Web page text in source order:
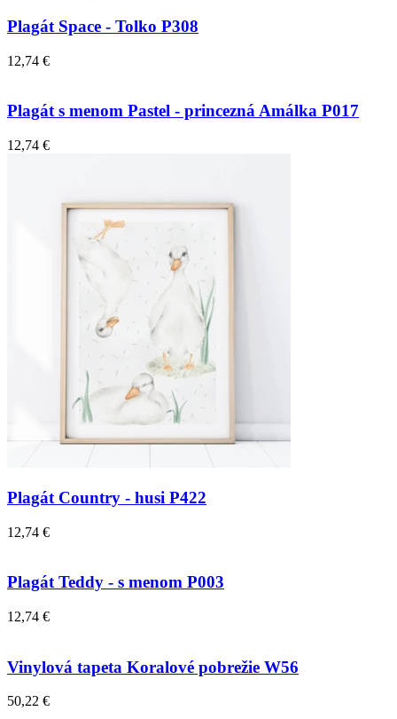
Plagát Space - Tolko P308
12,74 €
Plagát s menom Pastel - princezná Amálka P017
12,74 €
Plagát Country - husi P422
12,74 €
Plagát Teddy - s menom P003
12,74 €
Vinylová tapeta Koralové pobrežie W56
50,22 €